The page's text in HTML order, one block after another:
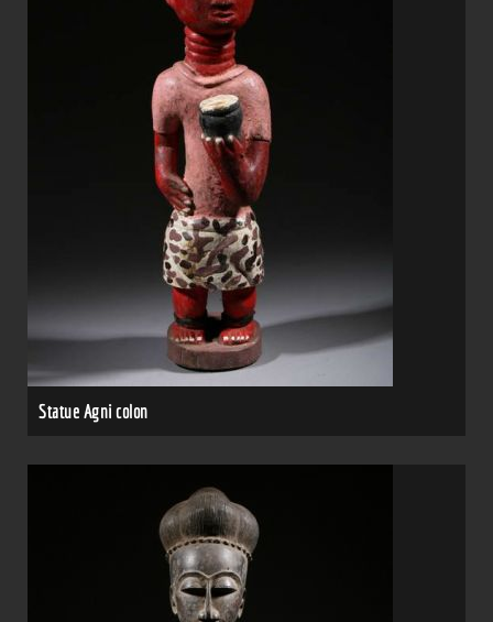
Statue Agni colon